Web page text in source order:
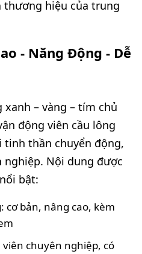
hiệu của trung
- Năng Động - Dễ
– vàng – tím chủ
động viên cầu lông
thần chuyển động,
nghiệp. Nội dung được
bật:
cơ bản, nâng cao, kèm
chuyên nghiệp, có